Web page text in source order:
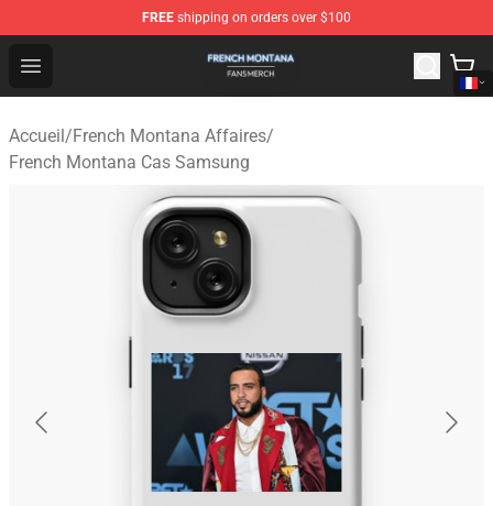
FREE shipping on orders over $100
Open menu
French Montana Shop - Official French Montana
Accueil/French Montana Affaires/
French Montana Cas Samsung